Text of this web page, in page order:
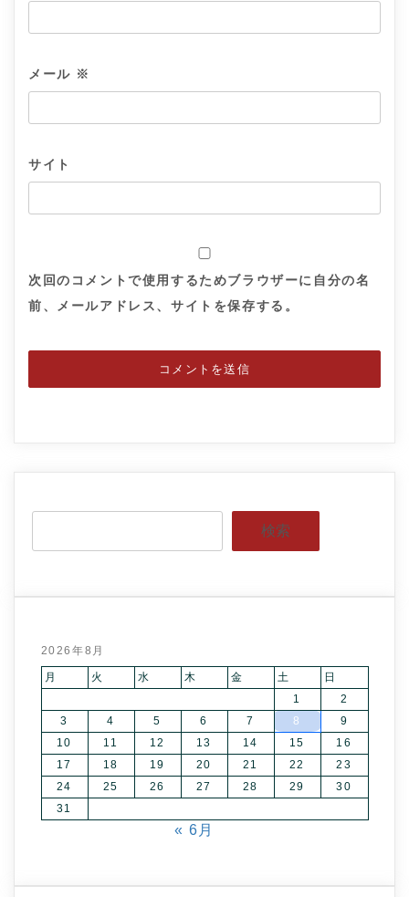
メール ※
サイト
次回のコメントで使用するためブラウザーに自分の名
前、メールアドレス、サイトを保存する。
検索
2026年8月
月 火 水 木 金 土
日
1
2
3
4 5 6 7 8
9
10
11 12 13 14 15
16
17
18 19 20 21 22
23
24
25 26 27 28 29
30
31
« 6月